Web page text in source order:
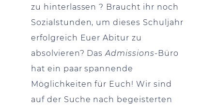
zu hinterlassen ? Braucht ihr noch
Sozialstunden, um dieses Schuljahr
erfolgreich Euer Abitur zu
absolvieren? DasAdmissions-Büro
hat ein paar spannende
Möglichkeiten für Euch! Wir sind
auf der Suche nach begeisterten